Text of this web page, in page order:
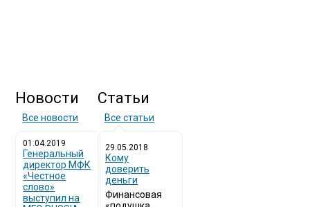
Новости
Все новости
01.04.2019
Генеральный
директор МФК
«Честное
слово»
выступил на
Статьи
Все статьи
29.05.2018
Кому
доверить
деньги
Финансовая